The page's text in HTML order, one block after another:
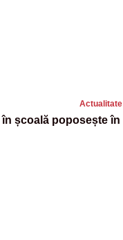
Actualitate
școală poposește în